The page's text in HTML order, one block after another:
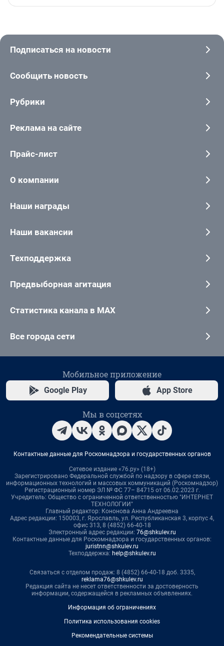
Подписаться на новости
Сообщить новость
Рубрики
Реклама на сайте
Прайс-лист
О компании
Наши награды
Наши вакансии
Техподдержка
Предвыборная агитация
Статистика канала в MAX
Все города сети
Мобильное приложение
Google Play App Store
Мы в соцсетях
Контактные данные для Роскомнадзора и государственных органов
Сетевое издание «76.ру» (18+)
Зарегистрировано Федеральной службой по надзору в сфере связи,
информационных технологий и массовых коммуникаций (Роскомнадзор)
Регистрационный номер ЭЛ № ФС 77– 84715 от 06.02.2023 г.
Учредитель: Общество с ограниченной ответственностью "ИНТЕРНЕТ
ТЕХНОЛОГИИ"
Главный редактор: Кононова Анна Андреевна
Адрес редакции: 150003, г. Ярославль, ул. Республиканская 3, корпус 4,
офис 313, 8 (4852) 66-40-18
Электронный адрес редакции: 76@shkulev.ru
Контактные данные для Роскомнадзора и государственных органов:
juristnn@shkulev.ru
Техподдержка: help@shkulev.ru
Связаться с отделом продаж: 8 (4852) 66-40-18 доб. 3335,
reklama76@shkulev.ru
Редакция сайта не несет ответственности за достоверность
информации, содержащейся в рекламных объявлениях.
Информация об ограничениях
Политика использования cookies
Рекомендательные системы